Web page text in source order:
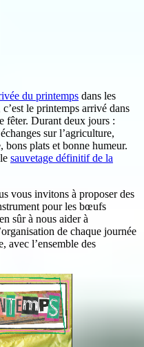
du printemps dans les
le printemps arrivé dans
fêter. Durant deux jours :
sur l’agriculture,
plats et bonne humeur.
sauvetage définitif de la
vous invitons à proposer des
pour les bœufs
sûr à nous aider à
de chaque journée
avec l’ensemble des